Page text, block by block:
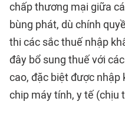
chấp thương mại giữa
bùng phát, dù chính
thi các sắc thuế nhập
đây bổ sung thuế với
cao, đặc biệt được nhập
chip máy tính, y tế (chịu